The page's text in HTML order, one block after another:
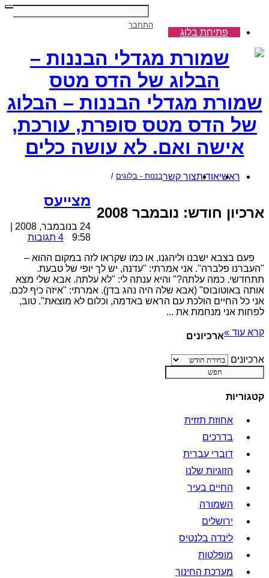
פתיחת בלוג
התחבר
שמורת מגדלי הבננות – הבלוג
של הדס מטס סופרת, עורכת,
אישה ואם. לא עושה כלים
ראשיאודותצור קשרבננות - בלוגים /
ארכיון חודש: נובמבר 2008
מצייעס
9:58
4 תגובות
פעם בצבא ישבנו וליהגנו, או כמו שקראו לזה במקום ההוא –
"העברנו פלברה". אני אמרתי: "עדנה, יש לך יופי של טבעת.
תתחדשי. כמה עלתה?" והיא ענתה לי: "לא עלתה. אבא שלי מצא
אותה באוטובוס" (אבא שלה היה נהג בדן). אמרתי: "איזה כיף לכם.
אני כל החיים הולכת עם הראש באדמה, וכלום לא מוצאת". טוב,
לפחות אני מנחמת את ...
קרא עוד »ארכיונים
ארכיונים
קטגוריות
אחוזת תזזית
בדרכים
דוברי עברית
הזוגיות שלנו
החיים בעיר
השמורה
ירושלים
לינדה בלנטיס
מופלטות
מערכת החינוך